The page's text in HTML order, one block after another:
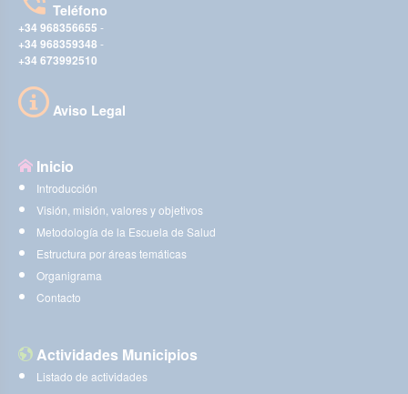
Teléfono
+34 968356655 -
+34 968359348 -
+34 673992510
Aviso Legal
Inicio
Introducción
Visión, misión, valores y objetivos
Metodología de la Escuela de Salud
Estructura por áreas temáticas
Organigrama
Contacto
Actividades Municipios
Listado de actividades